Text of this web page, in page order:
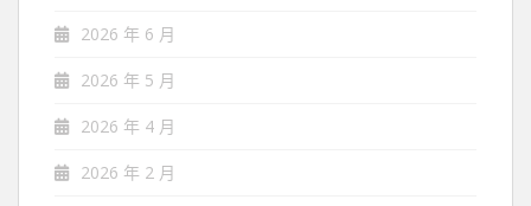
2026 年 6 月
2026 年 5 月
2026 年 4 月
2026 年 2 月